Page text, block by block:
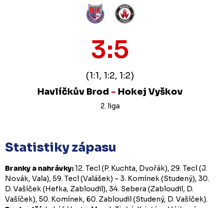
3:5
(1:1, 1:2, 1:2)
Havlíčkův Brod - Hokej Vyškov
2. liga
Statistiky zápasu
Branky a nahrávky:12. Tecl (P. Kuchta, Dvořák), 29. Tecl (J.
Novák, Vala), 59. Tecl (Valášek) – 3. Komínek (Studený), 30.
D. Vašíček (Hefka, Zabloudil), 34. Sebera (Zabloudil, D.
Vašíček), 50. Komínek, 60. Zabloudil (Studený, D. Vašíček).